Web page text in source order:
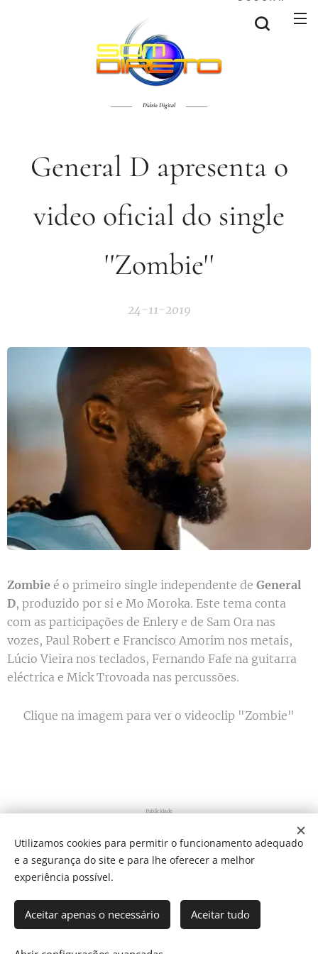
Diário Digital
General D apresenta o
video oficial do single
''Zombie''
24-11-2019
Zombie é o primeiro single independente de General
D, produzido por si e Mo Moroka. Este tema conta
com as participações de Enlery e de Sam Ora nas
vozes, Paul Robert e Francisco Amorim nos metais,
Lúcio Vieira nos teclados, Fernando Fafe na guitarra
eléctrica e Mick Trovoada nas percussões.
Clique na imagem para ver o videoclip "Zombie"
Publicidade
Share
Utilizamos cookies para permitir o funcionamento adequado
e a segurança do site e para lhe oferecer a melhor
experiência possível.
Aceitar apenas o necessário Aceitar tudo